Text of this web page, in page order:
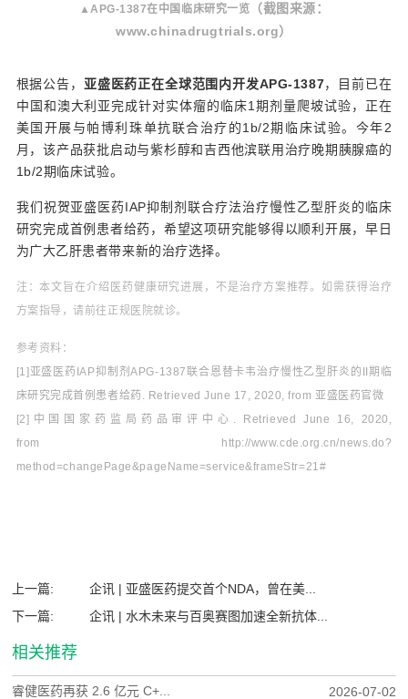
▲APG-1387在中国临床研究一览 （截图来源：
www.chinadrugtrials.org）
根据公告， 亚盛医药正在全球范围内开发APG-1387，目前已在
中国和澳大利亚完成针对实体瘤的临床1期剂量爬坡试验，正在
美国开展与帕博利珠单抗联合治疗的1b/2期临床试验。今年2
月，该产品获批启动与紫杉醇和吉西他滨联用治疗晚期胰腺癌的
1b/2期临床试验。
我们祝贺亚盛医药IAP抑制剂联合疗法治疗慢性乙型肝炎的临床
研究完成首例患者给药，希望这项研究能够得以顺利开展，早日
为广大乙肝患者带来新的治疗选择。
注：本文旨在介绍医药健康研究进展，不是治疗方案推荐。如需获得治疗
方案指导，请前往正规医院就诊。
参考资料：
[1]亚盛医药IAP抑制剂APG-1387联合恩替卡韦治疗慢性乙型肝炎的II期临
床研究完成首例患者给药. Retrieved June 17, 2020, from 亚盛医药官微
[2]中国国家药监局药品审评中心. Retrieved June 16, 2020,
from
http://www.cde.org.cn/news.do?
method=changePage&pageName=service&frameStr=21#
上一篇:
企讯 | 亚盛医药提交首个NDA，曾在美...
下一篇:
企讯 | 水木未来与百奥赛图加速全新抗体...
相关推荐
睿健医药再获 2.6 亿元 C+... 2026-07-02